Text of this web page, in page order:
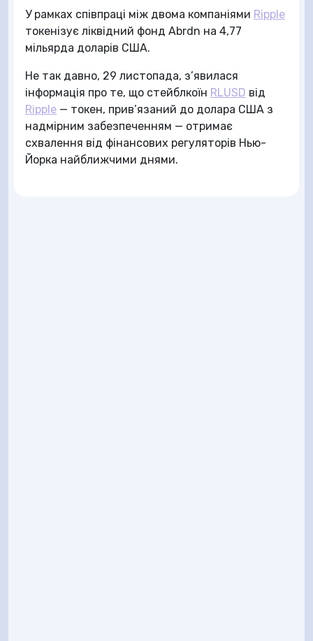
У рамках співпраці між двома компаніями Ripple
токенізує ліквідний фонд Abrdn на 4,77
мільярда доларів США.
Не так давно, 29 листопада, з’явилася
інформація про те, що стейблкоїн RLUSD від
Ripple — токен, прив’язаний до долара США з
надмірним забезпеченням — отримає
схвалення від фінансових регуляторів Нью-
Йорка найближчими днями.